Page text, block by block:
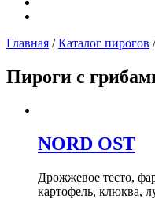
Главная /Каталог пирогов
Пироги с
NORD OST
Дрожжевое тесто,
картофель, клюква,